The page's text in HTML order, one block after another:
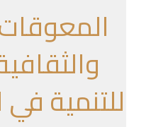
المعوقات
للتنمية في